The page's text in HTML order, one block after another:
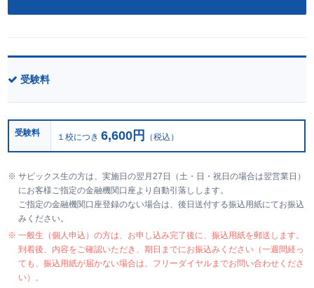
受験料
受験料 １校につき 6,600円 （税込）
サピックス生の方は、実施日の翌月27日（土・日・祝日の場合は翌営業日）
にお客様ご指定の金融機関口座より自動引落しします。
ご指定の金融機関口座登録のない場合は、後日送付する振込用紙にてお振込
みください。
一般生（個人申込）の方は、お申し込み完了後に、振込用紙を郵送します。
到着後、内容をご確認いただき、期日までにお振込みください（一週間経っ
ても、振込用紙が届かない場合は、フリーダイヤルまでお問い合わせくださ
い）。